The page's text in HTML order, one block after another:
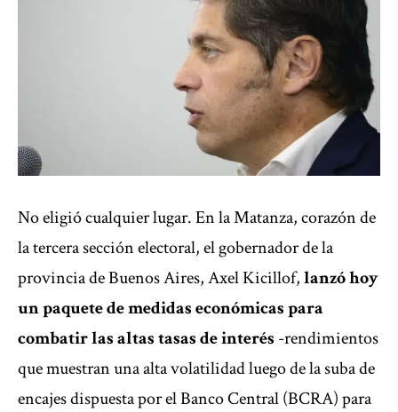
No eligió cualquier lugar. En la Matanza, corazón de
la tercera sección electoral, el gobernador de la
provincia de Buenos Aires, Axel Kicillof,lanzó hoy
un paquete de medidas económicas para
combatir las altas tasas de interés -rendimientos
que muestran una alta volatilidad luego de la suba de
encajes dispuesta por el Banco Central (BCRA) para